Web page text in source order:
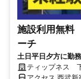
施設利用無料
ーチ
土日平日夕方に勤
はなくてok＞髪色
ティップネス